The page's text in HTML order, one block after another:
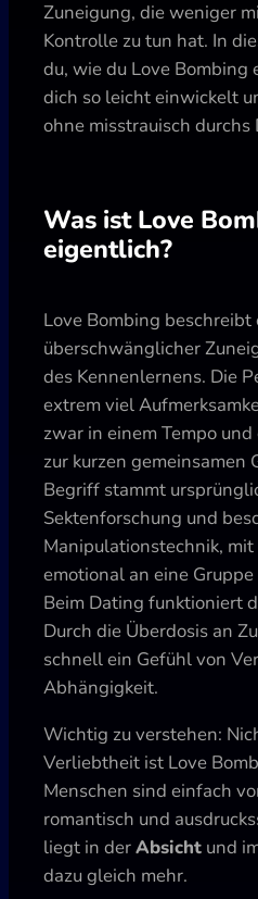
Zuneigung, die weniger
Kontrolle zu tun hat. In
du, wie du Love Bombing
dich so leicht einwickelt
ohne misstrauisch durchs
Was ist Love
eigentlich?
Love Bombing
überschwänglicher
des Kennenlernens. Die
extrem viel
zwar in einem Tempo
zur kurzen gemeinsamen
Begriff stammt
Sektenforschung und
Manipulationstechnik,
emotional an eine
Beim Dating funktioniert
Durch die Überdosis an
schnell ein Gefühl von
Abhängigkeit.
Wichtig zu verstehen:
Verliebtheit ist Love
Menschen sind einfach
romantisch und
liegt in derAbsicht und
dazu gleich mehr.